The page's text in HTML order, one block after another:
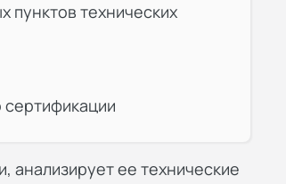
пунктов технических
сертификации
анализирует ее технические